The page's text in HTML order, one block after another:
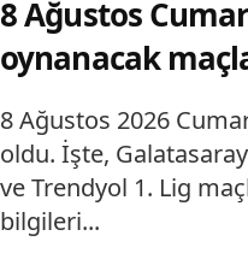
8 Ağustos
oynanacak
8 Ağustos 2026
oldu. İşte,
ve Trendyol 1. Lig
bilgileri...